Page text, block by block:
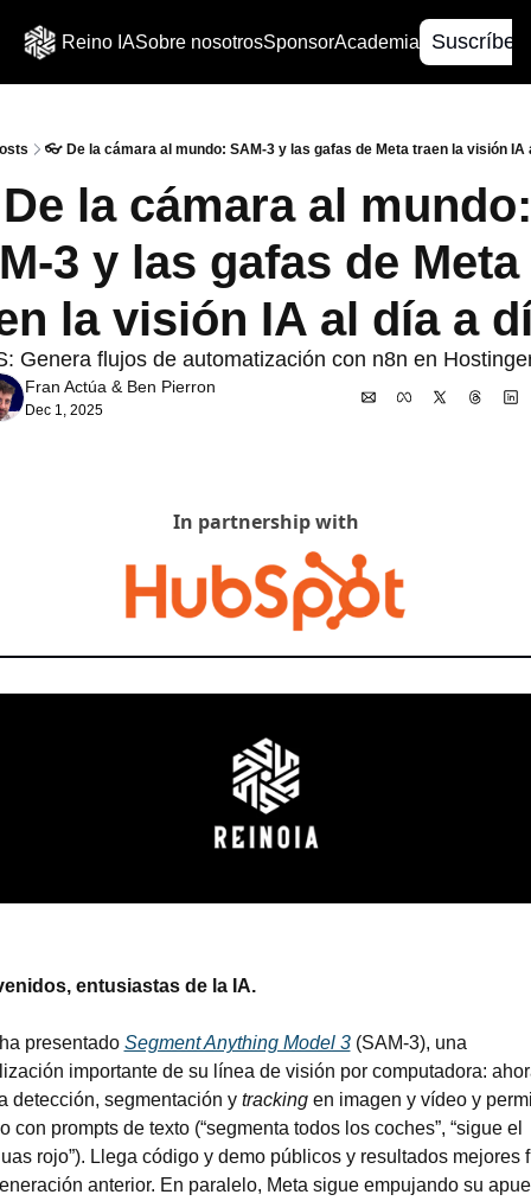
Reino IASobre nosotrosSponsorAcademia
👓 ​De la cámara al mundo: SAM-3 y las gafas de Meta traen la visión IA
la cámara al mundo:
3 y las gafas de Meta
la visión IA al día a
Genera flujos de automatización con n8n en
Fran Actúa & Ben Pierron
Dec 1, 2025
In partnership with
entusiastas de la IA.
presentado Segment Anything Model 3 (SAM-3), una
importante de su línea de visión por computadora:
detección, segmentación y tracking en imagen y vídeo y
con prompts de texto (“segmenta todos los coches”, “sigue el
rojo”). Llega código y demo públicos y resultados mejores
anterior. En paralelo, Meta sigue empujando su